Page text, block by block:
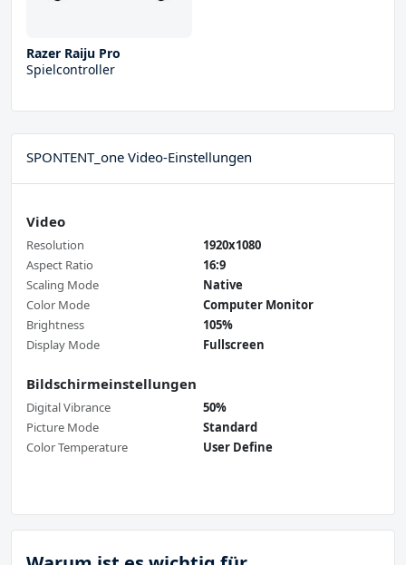
Razer Raiju Pro
Spielcontroller
SPONTENT_one Video-Einstellungen
Video
Resolution
1920x1080
Aspect Ratio
16:9
Scaling Mode
Native
Color Mode
Computer Monitor
Brightness
105%
Display Mode
Fullscreen
Bildschirmeinstellungen
Digital Vibrance
50%
Picture Mode
Standard
Color Temperature
User Define